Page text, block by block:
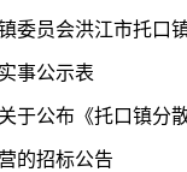
事公示表
于公布《托口镇分
的招标公告